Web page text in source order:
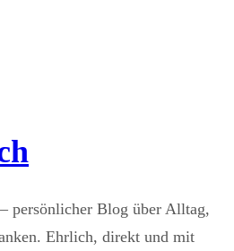
persönlicher Blog über Alltag,
Ehrlich, direkt und mit